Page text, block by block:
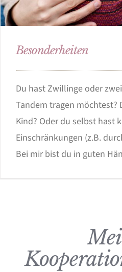
Besonderheiten
Du hast Zwillinge oder
Tandem tragen möchtest?
Kind? Oder du selbst hast
Einschränkungen (z.B.
Bei mir bist du in guten